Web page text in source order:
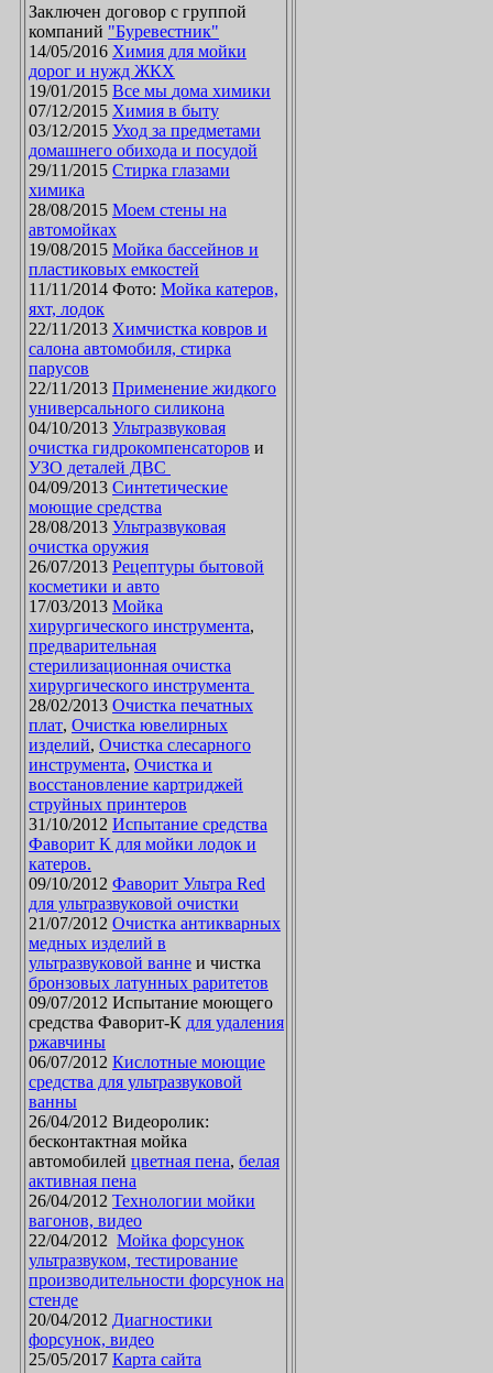
Заключен договор с группой
компаний "Буревестник"
14/05/2016 Химия для мойки
дорог и нужд ЖКХ
19/01/2015
Все мы дома химики
07/12/2015 Химия в быту
03/12/2015 Уход за предметами
домашнего обихода и посудой
29/11/2015 Стирка глазами
химика
28/08/2015 Моем стены на
автомойках
19/08/2015 Мойка бассейнов и
пластиковых емкостей
11/11/2014 Фото: Мойка катеров,
яхт, лодок
22/11/2013 Химчистка ковров и
салона автомобиля, стирка
парусов
22/11/2013 Применение жидкого
универсального силикона
04/10/2013 Ультразвуковая
очистка гидрокомпенсаторов и
УЗО деталей ДВС
04/09/2013 Синтетические
моющие средства
28/08/2013 Ультразвуковая
очистка оружия
26/07/2013 Рецептуры бытовой
косметики и авто
17/03/2013 Мойка
хирургического инструмента,
предварительная
стерилизационная очистка
хирургического инструмента
28/02/2013 Очистка печатных
плат, Очистка ювелирных
изделий, Очистка слесарного
инструмента, Очистка и
восстановление картриджей
струйных принтеров
31/10/2012 Испытание средства
Фаворит К для мойки лодок и
катеров.
09/10/2012 Фаворит Ультра Red
для ультразвуковой очистки
21/07/2012 Очистка антикварных
медных изделий в
ультразвуковой ванне и чистка
бронзовых латунных раритетов
09/07/2012 Испытание моющего
средства Фаворит-К для удаления
ржавчины
06/07/2012 Кислотные моющие
средства для ультразвуковой
ванны
26/04/2012 Видеоролик:
бесконтактная мойка
автомобилей цветная пена, белая
активная пена
26/04/2012 Технологии мойки
вагонов, видео
22/04/2012 Мойка форсунок
ультразвуком, тестирование
производительности форсунок на
стенде
20/04/2012 Диагностики
форсунок, видео
25/05/2017 Карта сайта